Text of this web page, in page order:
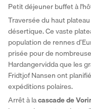
Petit déjeuner buffet à
Traversée du haut
désertique. Ce vaste
population de rennes
prisée pour de
Hardangervidda que les
Fridtjof Nansen ont
expéditions polaires.
Arrêt à la cascade de